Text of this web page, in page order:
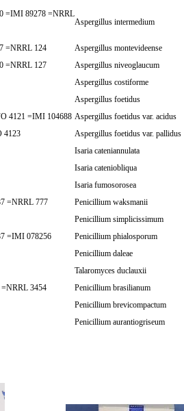
=IMI 89278 =NRRL
Aspergillus intermedium
=NRRL 124 Aspergillus montevideense
=NRRL 127
Aspergillus niveoglaucum
Aspergillus costiforme
Aspergillus foetidus
4121 =IMI 104688 Aspergillus foetidus var. acidus
4123
Aspergillus foetidus var. pallidus
Isaria cateniannulata
Isaria cateniobliqua
Isaria fumosorosea
=NRRL 777
Penicillium waksmanii
Penicillium simplicissimum
=IMI 078256
Penicillium phialosporum
Penicillium daleae
Talaromyces duclauxii
3454
Penicillium brasilianum
Penicillium brevicompactum
Penicillium aurantiogriseum